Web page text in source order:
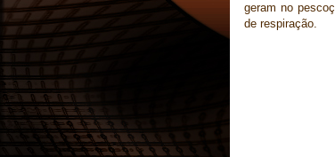
geram no
de respiração.